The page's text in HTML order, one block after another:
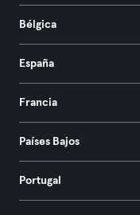
Bélgica
España
Francia
Países Bajos
Portugal